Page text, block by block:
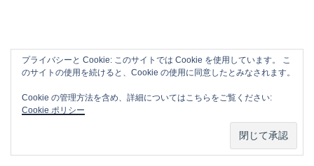
プライバシーと Cookie: このサイトでは Cookie を使用しています。 こ
のサイトの使用を続けると、Cookie の使用に同意したとみなされます。
Cookie の管理方法を含め、詳細についてはこちらをご覧ください:
Cookie ポリシー